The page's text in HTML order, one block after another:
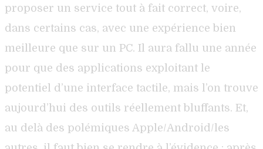
proposer un service tout à fait correct, voire,
dans certains cas, avec une expérience bien
meilleure que sur un PC. Il aura fallu une année
pour que des applications exploitant le
potentiel d’une interface tactile, mais l’on trouve
aujourd’hui des outils réellement bluffants. Et,
au delà des polémiques Apple/Android/les